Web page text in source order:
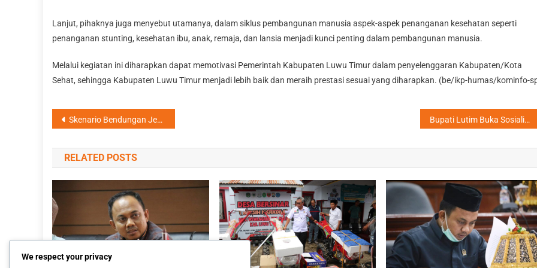
Lanjut, pihaknya juga menyebut utamanya, dalam siklus pembangunan manusia aspek-aspek penanganan kesehatan seperti
penanganan stunting, kesehatan ibu, anak, remaja, dan lansia menjadi kunci penting dalam pembangunan manusia.
Melalui kegiatan ini diharapkan dapat memotivasi Pemerintah Kabupaten Luwu Timur dalam penyelenggaran Kabupaten/Kota
Sehat, sehingga Kabupaten Luwu Timur menjadi lebih baik dan meraih prestasi sesuai yang diharapkan. (be/ikp-humas/kominfo-
Navigasi
pos
Skenario Bendungan Jebol Disimulasikan, Warga Dilatih Tanggap Bencana Bupati Lutim Buka Sosialisasi Pengurangan Polusi Plastik dan Pelatihan Daur Ulang Sampah
RELATED POSTS
We respect your privacy